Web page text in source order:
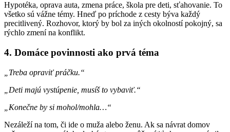
Hypotéka, oprava auta, zmena práce, škola pre deti, sťahovanie. To
všetko sú vážne témy. Hneď po príchode z cesty býva každý
precitlivený. Rozhovor, ktorý by bol za iných okolností pokojný, sa
rýchlo zmení na konflikt.
4. Domáce povinnosti ako prvá téma
„Treba opraviť práčku.“
„Deti majú vystúpenie, musíš to vybaviť.“
„Konečne by si mohol/mohla…“
Nezáleží na tom, či ide o muža alebo ženu. Ak sa návrat domov